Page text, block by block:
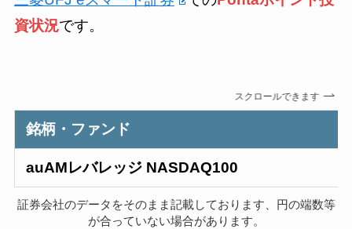
資状況です。
スクロールできます
銘柄・ファンド
auAMレバレッジ NASDAQ100
証券会社のデータをそのまま記載しております、円の端数等
が合っていない場合があります。